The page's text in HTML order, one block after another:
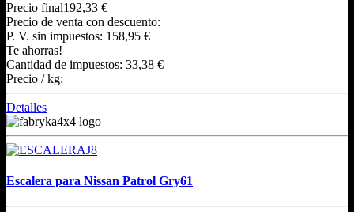
Precio final192,33 €
Precio de venta con descuento:
P. V. sin impuestos: 158,95 €
Te ahorras!
Cantidad de impuestos: 33,38 €
Precio / kg:
Detalles
Escalera para Nissan Patrol Gry61